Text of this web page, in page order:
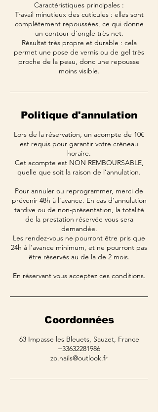
Caractéristiques principales :
Travail minutieux des cuticules : elles sont
complètement repoussées, ce qui donne
un contour d'ongle très net.
Résultat très propre et durable : cela
permet une pose de vernis ou de gel très
proche de la peau, donc une repousse
moins visible.
Politique d'annulation
Lors de la réservation, un acompte de 10€
est requis pour garantir votre créneau
horaire.
Cet acompte est NON REMBOURSABLE,
quelle que soit la raison de l’annulation.
Pour annuler ou reprogrammer, merci de
prévenir 48h à l'avance. En cas d’annulation
tardive ou de non-présentation, la totalité
de la prestation réservée vous sera
demandée.
Les rendez-vous ne pourront être pris que
24h à l'avance minimum, et ne pourront pas
être réservés au de la de 2 mois.
En réservant vous acceptez ces conditions.
Coordonnées
63 Impasse les Bleuets, Sauzet, France
+33632281986
zo.nails@outlook.fr